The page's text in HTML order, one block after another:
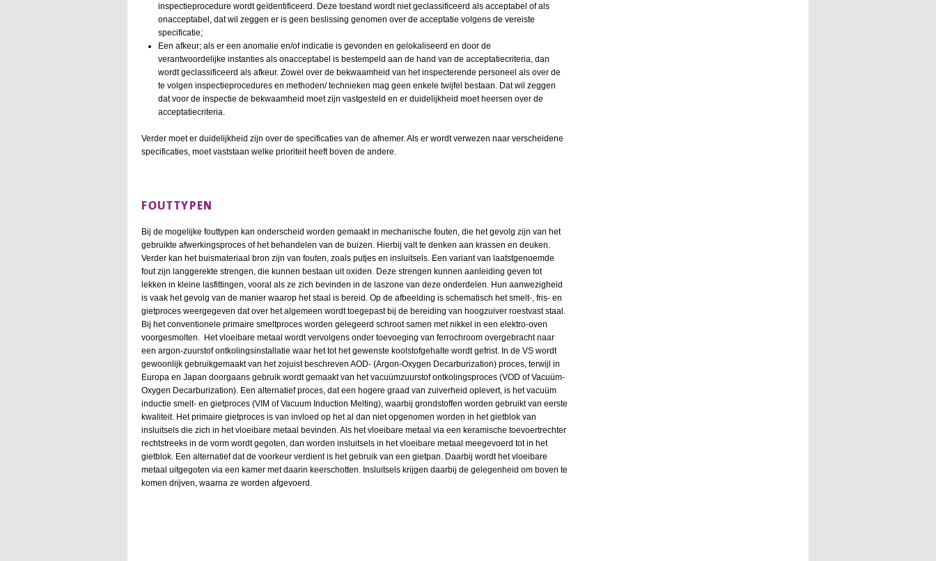
inspectieprocedure wordt geïdentificeerd. Deze toestand wordt niet geclassificeerd als acceptabel of als
onacceptabel, dat wil zeggen er is geen beslissing genomen over de acceptatie volgens de vereiste
specificatie;
Een afkeur; als er een anomalie en/of indicatie is gevonden en gelokaliseerd en door de
verantwoordelijke instanties als onacceptabel is bestempeld aan de hand van de acceptatiecriteria, dan
wordt geclassificeerd als afkeur. Zowel over de bekwaamheid van het inspecterende personeel als over de
te volgen inspectieprocedures en methoden/ technieken mag geen enkele twijfel bestaan. Dat wil zeggen
dat voor de inspectie de bekwaamheid moet zijn vastgesteld en er duidelijkheid moet heersen over de
acceptatiecriteria.
Verder moet er duidelijkheid zijn over de specificaties van de afnemer. Als er wordt verwezen naar verscheidene
specificaties, moet vaststaan welke prioriteit heeft boven de andere.
FOUTTYPEN
Bij de mogelijke fouttypen kan onderscheid worden gemaakt in mechanische fouten, die het gevolg zijn van het
gebruikte afwerkingsproces of het behandelen van de buizen. Hierbij valt te denken aan krassen en deuken.
Verder kan het buismateriaal bron zijn van fouten, zoals putjes en insluitsels. Een variant van laatstgenoemde
fout zijn langgerekte strengen, die kunnen bestaan uit oxiden. Deze strengen kunnen aanleiding geven tot
lekken in kleine lasfittingen, vooral als ze zich bevinden in de laszone van deze onderdelen. Hun aanwezigheid
is vaak het gevolg van de manier waarop het staal is bereid. Op de afbeelding is schematisch het smelt-, fris- en
gietproces weergegeven dat over het algemeen wordt toegepast bij de bereiding van hoogzuiver roestvast staal.
Bij het conventionele primaire smeltproces worden gelegeerd schroot samen met nikkel in een elektro-oven
voorgesmolten. Het vloeibare metaal wordt vervolgens onder toevoeging van ferrochroom overgebracht naar
een argon-zuurstof ontkolingsinstallatie waar het tot het gewenste koolstofgehalte wordt gefrist. In de VS wordt
gewoonlijk gebruikgemaakt van het zojuist beschreven AOD- (Argon-Oxygen Decarburization) proces, terwijl in
Europa en Japan doorgaans gebruik wordt gemaakt van het vacuümzuurstof ontkolingsproces (VOD of Vacuüm-
Oxygen Decarburization). Een alternatief proces, dat een hogere graad van zuiverheid oplevert, is het vacuüm
inductie smelt- en gietproces (VIM of Vacuum Induction Melting), waarbij grondstoffen worden gebruikt van eerste
kwaliteit. Het primaire gietproces is van invloed op het al dan niet opgenomen worden in het gietblok van
insluitsels die zich in het vloeibare metaal bevinden. Als het vloeibare metaal via een keramische toevoertrechter
rechtstreeks in de vorm wordt gegoten, dan worden insluitsels in het vloeibare metaal meegevoerd tot in het
gietblok. Een alternatief dat de voorkeur verdient is het gebruik van een gietpan. Daarbij wordt het vloeibare
metaal uitgegoten via een kamer met daarin keerschotten. Insluitsels krijgen daarbij de gelegenheid om boven te
komen drijven, waarna ze worden afgevoerd.